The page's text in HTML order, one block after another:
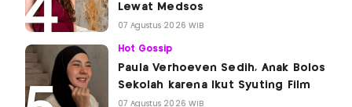
Lewat Medsos
07 Agustus 2026 WIB
Hot Gossip
Paula Verhoeven Sedih, Anak Bolos
Sekolah karena Ikut Syuting Film
07 Agustus 2026 WIB